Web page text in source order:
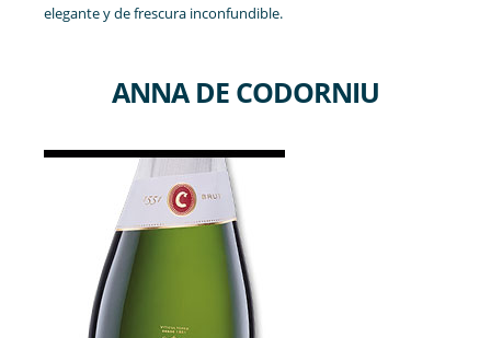
elegante y de frescura inconfundible.
ANNA DE CODORNIU